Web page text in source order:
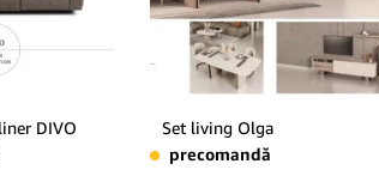
DIVO
Set living Olga
precomandă